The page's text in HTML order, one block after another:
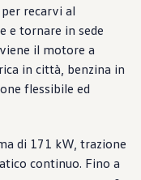
recarvi al
e tornare in sede
il motore a
in città, benzina in
flessibile ed
di 171 kW, trazione
continuo. Fino a